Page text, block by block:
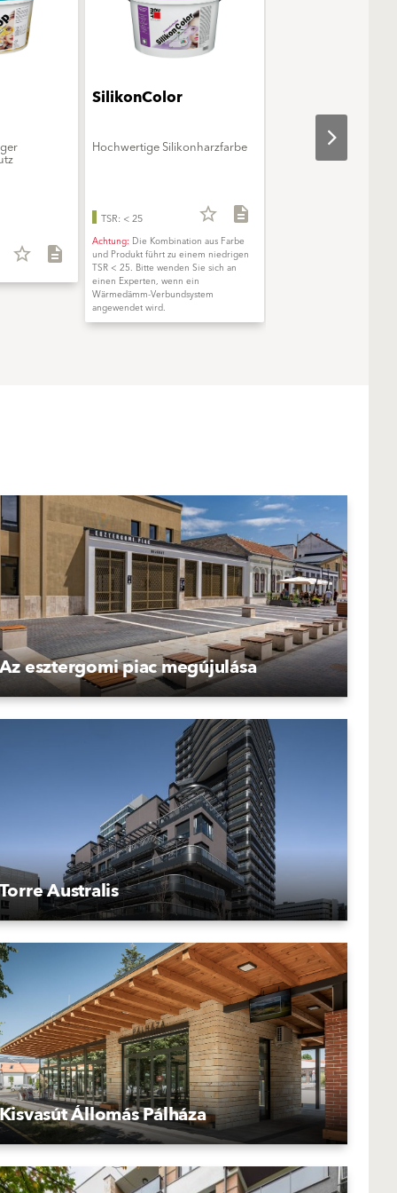
star_border description
SilikonColor
Hochwertige Silikonharzfarbe
TSR: < 25 star_border description
Achtung: Die Kombination aus Farbe
und Produkt führt zu einem niedrigen
TSR < 25. Bitte wenden Sie sich an
einen Experten, wenn ein
Wärmedämm-Verbundsystem
angewendet wird.
Hochelastische,
silikonverstärkte
Az esztergomi piac megújulása
Torre Australis
Állomás Pálháza